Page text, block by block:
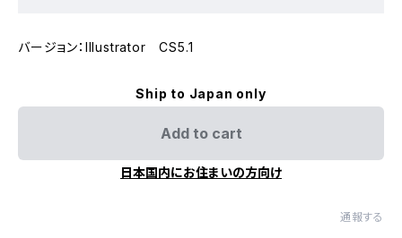
バージョン：Illustrator CS5.1
Ship to Japan only
Add to cart
日本国内にお住まいの方向け
通報する